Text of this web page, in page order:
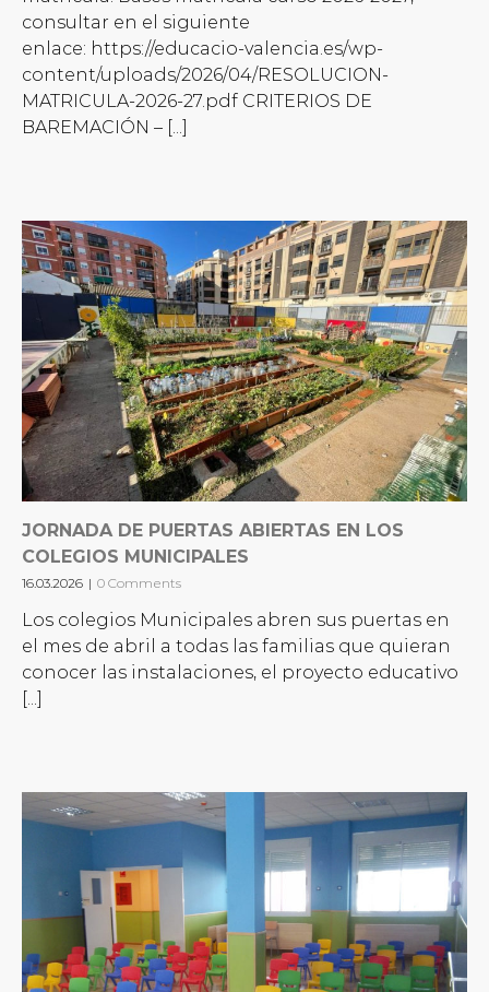
consultar en el siguiente
enlace: https://educacio-valencia.es/wp-
content/uploads/2026/04/RESOLUCION-
MATRICULA-2026-27.pdf CRITERIOS DE
BAREMACIÓN – [...]
JORNADA DE PUERTAS ABIERTAS EN LOS
COLEGIOS MUNICIPALES
16.03.2026 | 0 Comments
Los colegios Municipales abren sus puertas en
el mes de abril a todas las familias que quieran
conocer las instalaciones, el proyecto educativo
[...]